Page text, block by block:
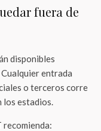
fuera de
disponibles
Cualquier entrada
o terceros corre
los estadios.
recomienda: